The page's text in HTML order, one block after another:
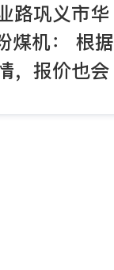
路巩义市华
煤机： 根据
，报价也会